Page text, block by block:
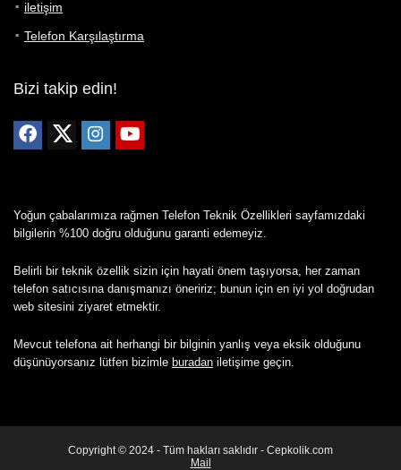
iletişim
Telefon Karşılaştırma
Bizi takip edin!
Yoğun çabalarımıza rağmen Telefon Teknik Özellikleri sayfamızdaki
bilgilerin %100 doğru olduğunu garanti edemeyiz.
Belirli bir teknik özellik sizin için hayati önem taşıyorsa, her zaman
telefon satıcısına danışmanızı öneririz; bunun için en iyi yol doğrudan
web sitesini ziyaret etmektir.
Mevcut telefona ait herhangi bir bilginin yanlış veya eksik olduğunu
düşünüyorsanız lütfen bizimle buradan iletişime geçin.
Copyright © 2024 - Tüm hakları saklıdır - Cepkolik.com
Mail